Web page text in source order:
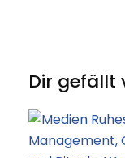
Dir gefällt